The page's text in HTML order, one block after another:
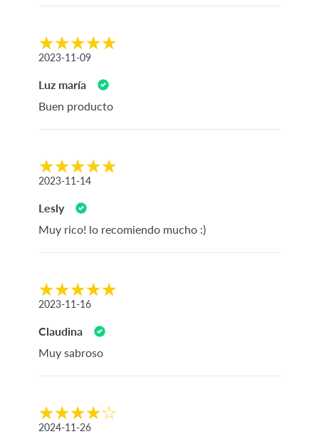
2023-11-09
Luz maría
Buen producto
2023-11-14
Lesly
Muy rico! lo recomiendo mucho :)
2023-11-16
Claudina
Muy sabroso
2024-11-26